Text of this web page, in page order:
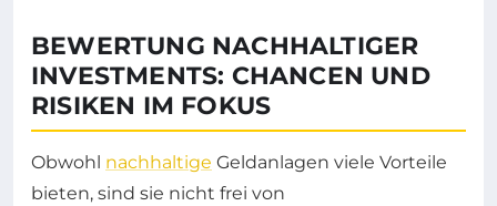
BEWERTUNG NACHHALTIGER
INVESTMENTS: CHANCEN UND
RISIKEN IM FOKUS
Obwohl nachhaltige Geldanlagen viele Vorteile
bieten, sind sie nicht frei von